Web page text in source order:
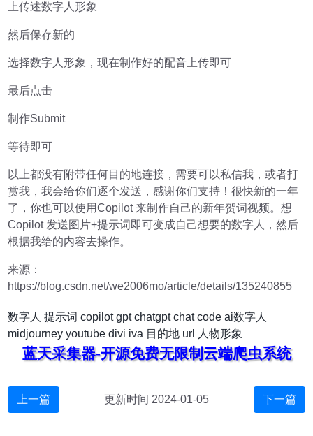
上传述数字人形象
然后保存新的
选择数字人形象，现在制作好的配音上传即可
最后点击
制作Submit
等待即可
以上都没有附带任何目的地连接，需要可以私信我，或者打
赏我，我会给你们逐个发送，感谢你们支持！很快新的一年
了，你也可以使用Copilot 来制作自己的新年贺词视频。想
Copilot 发送图片+提示词即可变成自己想要的数字人，然后
根据我给的内容去操作。
来源：
https://blog.csdn.net/we2006mo/article/details/135240855
数字人 提示词 copilot gpt chatgpt chat code ai数字人
midjourney youtube divi iva 目的地 url 人物形象
蓝天采集器-开源免费无限制云端爬虫系统
上一篇 更新时间 2024-01-05 下一篇